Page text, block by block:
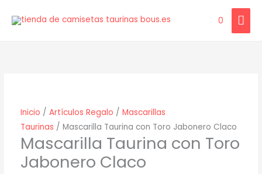
0
Inicio / Artículos Regalo / Mascarillas
Taurinas / Mascarilla Taurina con Toro Jabonero Claco
Mascarilla Taurina con Toro
Jabonero Claco
Jabonero
Claco
cantidad